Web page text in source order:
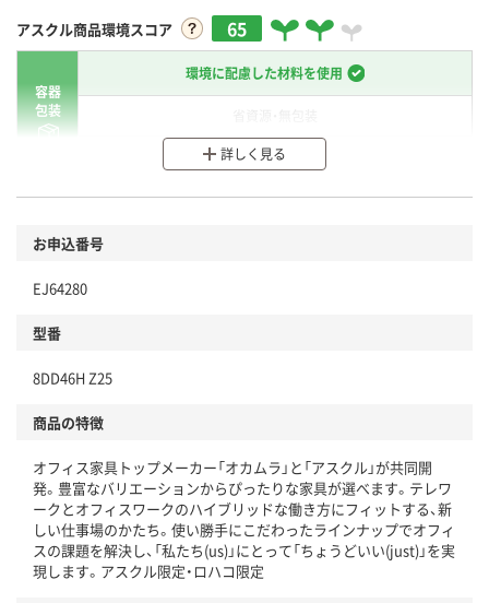
アスクル商品環境スコア 65
容器
包装
環境に配慮した材料を使用
分別・リサイクルしやすい設計
本体
仕組
この商品の環境配慮ポイントです。下記商品詳細「
アスクル商品環境スコア詳細／加点項目
」で確認できます。
詳しく見る
お申込番号
EJ64280
型番
8DD46H Z25
商品の特徴
オフィス家具トップメーカー「オカムラ」と「アスクル」が共同開
発。豊富なバリエーションからぴったりな家具が選べます。テレワ
ークとオフィスワークのハイブリッドな働き方にフィットする、新
しい仕事場のかたち。使い勝手にこだわったラインナップでオフィ
スの課題を解決し、「私たち(us)」にとって「ちょうどいい(just)」を実
現します。アスクル限定・ロハコ限定